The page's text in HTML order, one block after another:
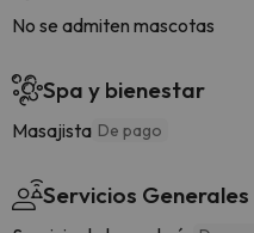
No se admiten mascotas
Spa y bienestar
Masajista De pago
Servicios Generales